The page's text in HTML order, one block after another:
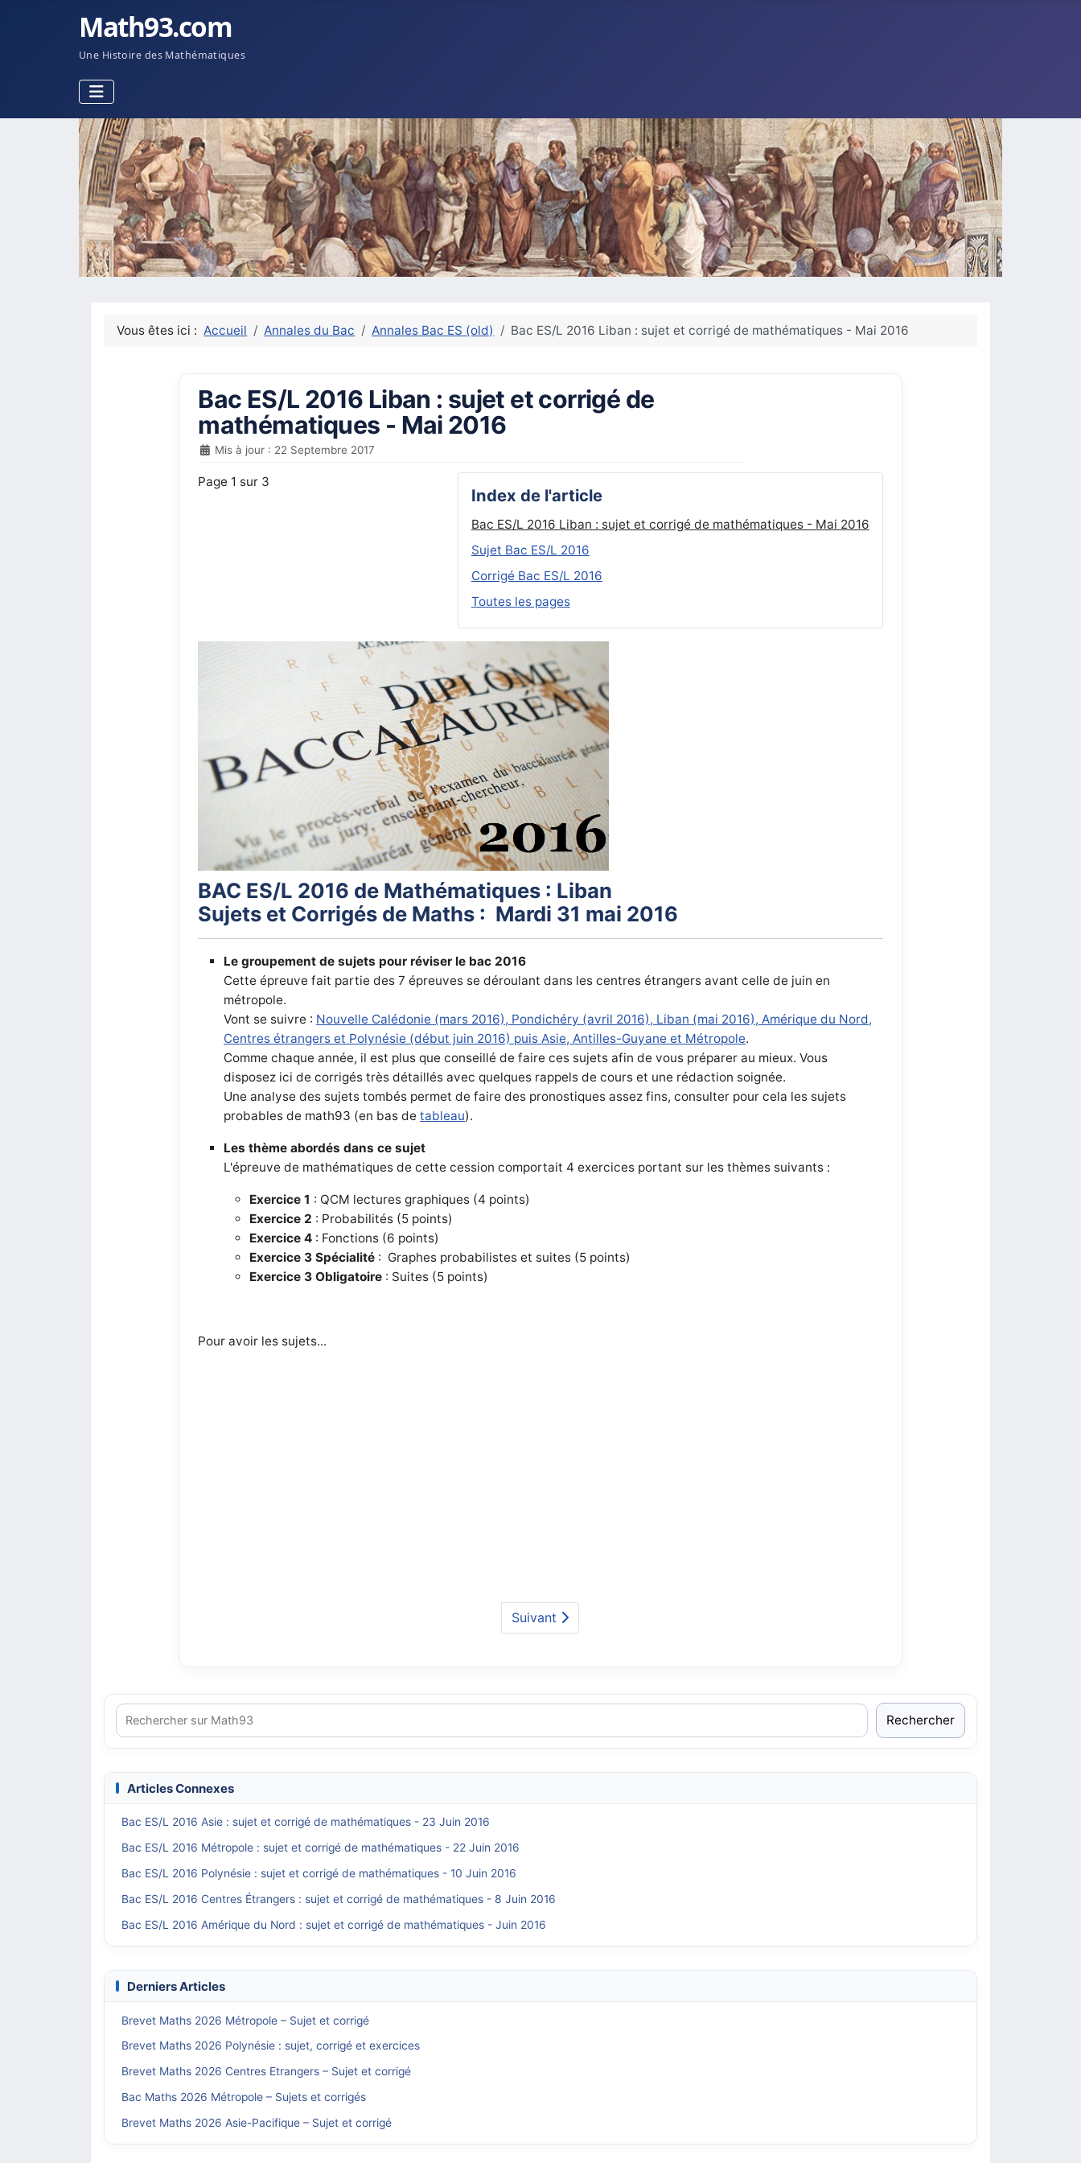
Math93.com
Une Histoire des Mathématiques
Vous êtes ici :Accueil Annales du Bac Annales Bac ES (old) Bac ES/L 2016 Liban : sujet et corrigé de mathématiques - Mai 2016
Bac ES/L 2016 Liban : sujet et corrigé de
mathématiques - Mai 2016
Mis à jour : 22 Septembre 2017
Index de l'article
Bac ES/L 2016 Liban : sujet et corrigé de mathématiques - Mai 2016
Sujet Bac ES/L 2016
Corrigé Bac ES/L 2016
Toutes les pages
Page 1 sur 3
BAC ES/L 2016 de Mathématiques : Liban
Sujets et Corrigés de Maths : Mardi 31 mai 2016
Le groupement de sujets pour réviser le bac 2016
Cette épreuve fait partie des 7 épreuves se déroulant dans les centres étrangers avant celle de juin en
métropole.
Vont se suivre : Nouvelle Calédonie (mars 2016), Pondichéry (avril 2016), Liban (mai 2016), Amérique du Nord,
Centres étrangers et Polynésie (début juin 2016) puis Asie, Antilles-Guyane et Métropole.
Comme chaque année, il est plus que conseillé de faire ces sujets afin de vous préparer au mieux. Vous
disposez ici de corrigés très détaillés avec quelques rappels de cours et une rédaction soignée.
Une analyse des sujets tombés permet de faire des pronostiques assez fins, consulter pour cela les sujets
probables de math93 (en bas detableau).
Les thème abordés dans ce sujet
L'épreuve de mathématiques de cette cession comportait 4 exercices portant sur les thèmes suivants :
Exercice 1 : QCM lectures graphiques (4 points)
Exercice 2 : Probabilités (5 points)
Exercice 4 : Fonctions (6 points)
Exercice 3 Spécialité : Graphes probabilistes et suites (5 points)
Exercice 3 Obligatoire : Suites (5 points)
Pour avoir les sujets...
Suivant
Rechercher
Articles Connexes
Bac ES/L 2016 Asie : sujet et corrigé de mathématiques - 23 Juin 2016
Bac ES/L 2016 Métropole : sujet et corrigé de mathématiques - 22 Juin 2016
Bac ES/L 2016 Polynésie : sujet et corrigé de mathématiques - 10 Juin 2016
Bac ES/L 2016 Centres Étrangers : sujet et corrigé de mathématiques - 8 Juin 2016
Bac ES/L 2016 Amérique du Nord : sujet et corrigé de mathématiques - Juin 2016
Derniers Articles
Brevet Maths 2026 Métropole – Sujet et corrigé
Brevet Maths 2026 Polynésie : sujet, corrigé et exercices
Brevet Maths 2026 Centres Etrangers – Sujet et corrigé
Bac Maths 2026 Métropole – Sujets et corrigés
Brevet Maths 2026 Asie-Pacifique – Sujet et corrigé